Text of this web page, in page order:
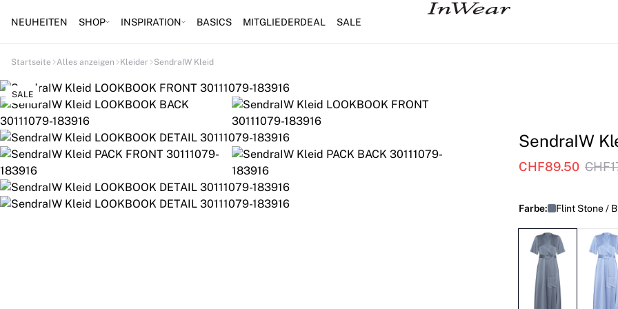
NEUHEITEN SHOP INSPIRATION BASICS MITGLIEDERDEAL SALE
Startseite Alles anzeigen Kleider SendraIW Kleid
SALE
SendraIW
CHF89.50
Farbe: Flint Stone /